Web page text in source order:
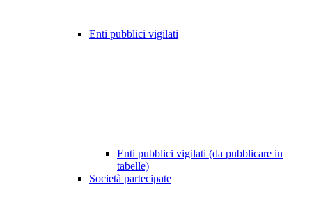
Enti pubblici vigilati
Enti pubblici vigilati (da pubblicare in
tabelle)
Società partecipate